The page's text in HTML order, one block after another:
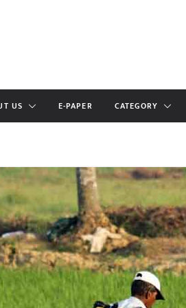
US E-PAPER CATEGORY